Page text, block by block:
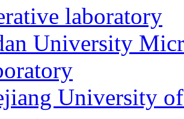
laboratory
University
University